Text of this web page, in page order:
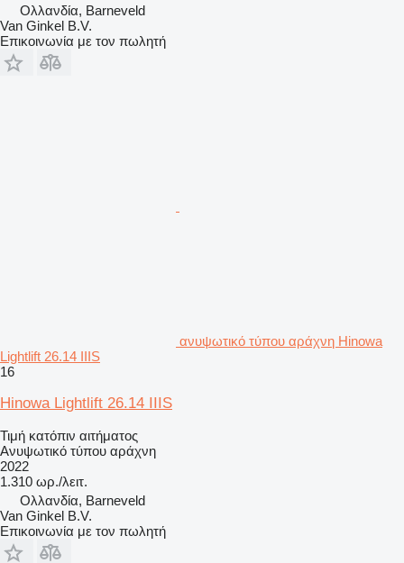
Ολλανδία, Barneveld
Van Ginkel B.V.
Επικοινωνία με τον πωλητή
ανυψωτικό τύπου αράχνη Hinowa
Lightlift 26.14 IIIS
16
Hinowa Lightlift 26.14 IIIS
Τιμή κατόπιν αιτήματος
Ανυψωτικό τύπου αράχνη
2022
1.310 ωρ./λειτ.
Ολλανδία, Barneveld
Van Ginkel B.V.
Επικοινωνία με τον πωλητή